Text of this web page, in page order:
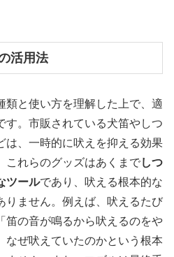
活用法
類と使い方を理解した上で、適
す。市販されている犬笛やしつ
は、一時的に吠えを抑える効果
これらのグッズはあくまでしつ
ツールであり、吠える根本的な
りません。例えば、吠えるたび
笛の音が鳴るから吠えるのをや
なぜ吠えていたのかという根本